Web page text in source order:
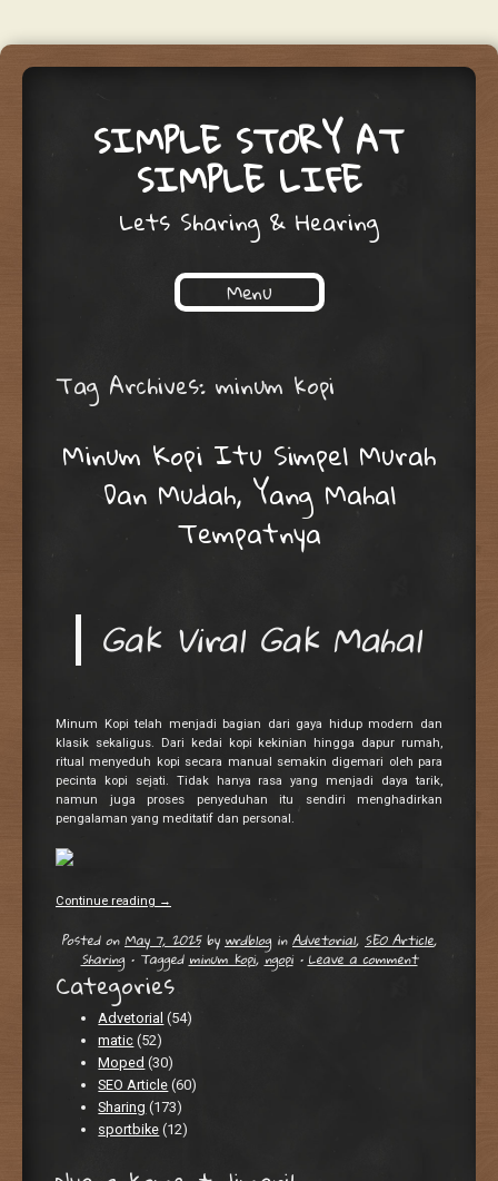
SIMPLE STORY AT
SIMPLE LIFE
Lets Sharing & Hearing
Menu
Tag Archives: minum kopi
Minum Kopi Itu Simpel Murah
Dan Mudah, Yang Mahal
Tempatnya
Gak Viral Gak Mahal
Minum Kopi telah menjadi bagian dari gaya hidup modern dan
klasik sekaligus. Dari kedai kopi kekinian hingga dapur rumah,
ritual menyeduh kopi secara manual semakin digemari oleh para
pecinta kopi sejati. Tidak hanya rasa yang menjadi daya tarik,
namun juga proses penyeduhan itu sendiri menghadirkan
pengalaman yang meditatif dan personal.
Continue reading →
Posted onMay 7, 2025by wrdblog inAdvetorial, SEO Article,
Sharing • Tagged minum kopi, ngopi • Leave a comment
Categories
Advetorial (54)
matic (52)
Moped (30)
SEO Article (60)
Sharing (173)
sportbike (12)